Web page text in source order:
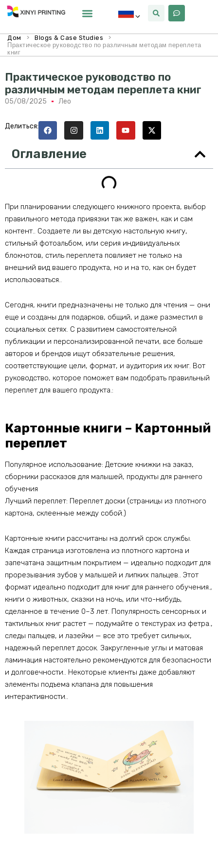
Дом > Blogs & Case Studies >
Практическое руководство по различным методам переплета
книг
Практическое руководство по
различным методам переплета книг
05/08/2025 Лео
Делиться:
Оглавление
При планировании следующего книжного проекта, выбор
правильного метода привязки так же важен, как и сам
контент.. Создаете ли вы детскую настольную книгу,
стильный фотоальбом, или серия индивидуальных
блокнотов, стиль переплета повлияет не только на
внешний вид вашего продукта, но и на то, как он будет
использоваться..
Сегодня, книги предназначены не только для чтения — они
еще и созданы для подарков, общий, и даже разместил в
социальных сетях. С развитием самостоятельной
публикации и персонализированной печати, все больше
авторов и брендов ищут обязательные решения,
соответствующие цели, формат, и аудитория их книг. Вот
руководство, которое поможет вам подобрать правильный
переплет для вашего продукта.:
Картонные книги – Картонный
переплет
Популярное использование: Детские книжки на заказ,
сборники рассказов для малышей, продукты для раннего
обучения
Лучший переплет: Переплет доски (страницы из плотного
картона, склеенные между собой.)
Картонные книги рассчитаны на долгий срок службы.
Каждая страница изготовлена ​​из плотного картона и
запечатана защитным покрытием — идеально подходит для
прорезывания зубов у малышей и липких пальцев.. Этот
формат идеально подходит для книг для раннего обучения.,
книги о животных, сказки на ночь, или что-нибудь,
сделанное в течение 0–3 лет. Популярность сенсорных и
тактильных книг растет — подумайте о текстурах из фетра.,
следы пальцев, и лазейки — все это требует сильных,
надежный переплет досок. Закругленные углы и матовая
ламинация настоятельно рекомендуются для безопасности
и долговечности.. Некоторые клиенты даже добавляют
элементы подъема клапана для повышения
интерактивности..